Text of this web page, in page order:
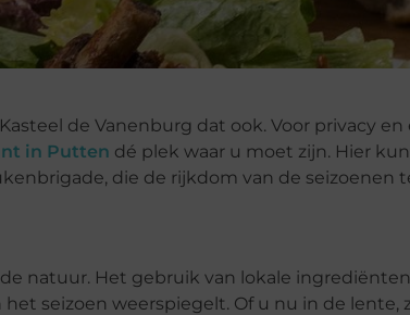
de Vanenburg dat ook. Voor privacy en
in Putten dé plek waar u moet zijn. Hier
die de rijkdom van de seizoenen
natuur. Het gebruik van lokale
seizoen weerspiegelt. Of u nu in de lente,